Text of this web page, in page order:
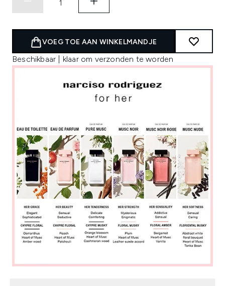
VOEG TOE AAN WINKELMANDJE
Beschikbaar | klaar om verzonden te worden